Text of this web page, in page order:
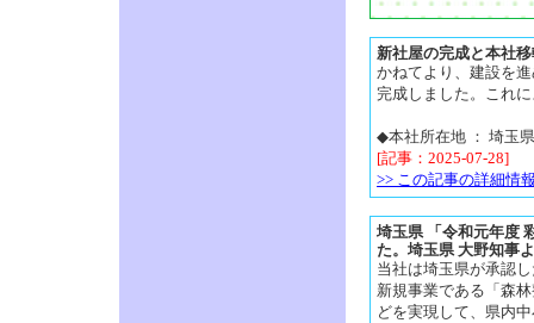
新社屋の完成と本社
かねてより、建設を
完成しました。これ
◆本社所在地 ： 埼玉
[記事：2025-07-28]
>> この記事の詳細情
埼玉県 「令和元年度
た。埼玉県 大野知事
当社は埼玉県が承認
新規事業である「森
どを実現して、県内